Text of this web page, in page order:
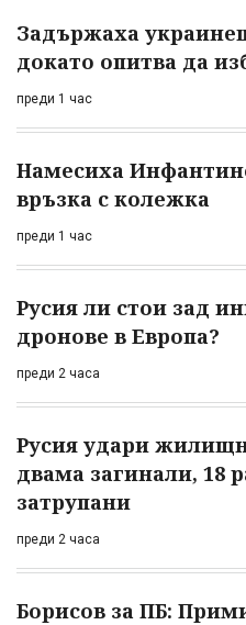
Задържаха
докато опитва да
преди 1 час
Намесиха
връзка с колежка
преди 1 час
Русия ли стои зад
дронове в Европа?
преди 2 часа
Русия удари
двама загинали, 18
затрупани
преди 2 часа
Борисов за ПБ: